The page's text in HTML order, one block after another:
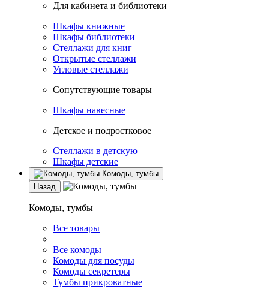
Для кабинета и библиотеки
Шкафы книжные
Шкафы библиотеки
Стеллажи для книг
Открытые стеллажи
Угловые стеллажи
Сопутствующие товары
Шкафы навесные
Детское и подростковое
Стеллажи в детскую
Шкафы детские
Комоды, тумбы
Назад
Комоды, тумбы
Все товары
Все комоды
Комоды для посуды
Комоды секретеры
Тумбы прикроватные